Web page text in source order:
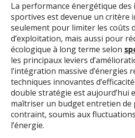
La performance énergétique
sportives est devenue un critère
seulement pour limiter les coûts
d’exploitation, mais aussi pour
écologique à long terme selon
les principaux leviers
l’intégration massive d’énergies
techniques innovantes
double stratégie est aujourd’hui
maîtriser un budget entretien de
contraint, soumis aux
l’énergie.